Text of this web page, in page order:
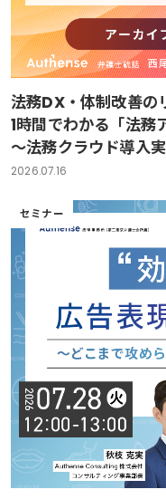
法務DX・体制改善の
1時間でわかる「法務
～法務クラウド導入
2026.07.16
セミナー